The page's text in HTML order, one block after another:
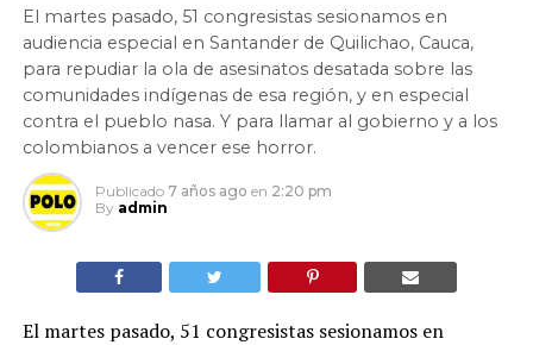
El martes pasado, 51 congresistas sesionamos en
audiencia especial en Santander de Quilichao, Cauca,
para repudiar la ola de asesinatos desatada sobre las
comunidades indígenas de esa región, y en especial
contra el pueblo nasa. Y para llamar al gobierno y a los
colombianos a vencer ese horror.
Publicado 7 años ago en 2:20 pm
By admin
El martes pasado, 51 congresistas sesionamos en